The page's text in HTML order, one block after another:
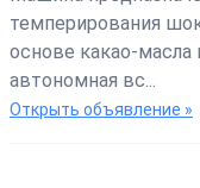
темперирования
основе какао-масла
автономная вс...
Открыть объявление »